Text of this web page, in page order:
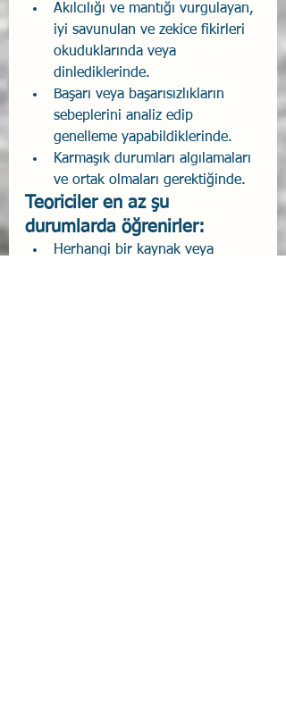
Akılcılığı ve mantığı vurgulayan,
iyi savunulan ve zekice fikirleri
okuduklarında veya
dinlediklerinde.
Başarı veya başarısızlıkların
sebeplerini analiz edip
genelleme yapabildiklerinde.
Karmaşık durumları algılamaları
ve ortak olmaları gerektiğinde.
Teoriciler en az şu
durumlarda öğrenirler:
Herhangi bir kaynak veya